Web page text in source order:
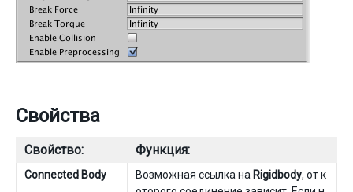
Свойства
Свойство: Функция:
Connected Body Возможная ссылка на Rigidbody, от к